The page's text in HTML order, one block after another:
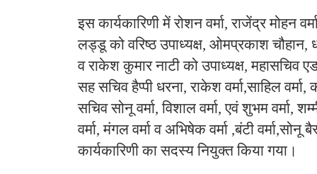
इस कार्यकारिणी में रोशन वर्मा, राजेंद्र मोहन
लड्डू को वरिष्ठ उपाध्यक्ष, ओमप्रकाश चौहान,
व राकेश कुमार नाटी को उपाध्यक्ष, महासचिव
सह सचिव हैप्पी धरना, राकेश वर्मा,साहिल वर्मा,
सचिव सोनू वर्मा, विशाल वर्मा, एवं शुभम वर्मा,
वर्मा, मंगल वर्मा व अभिषेक वर्मा ,बंटी वर्मा,सोनू
कार्यकारिणी का सदस्य नियुक्त किया गया।